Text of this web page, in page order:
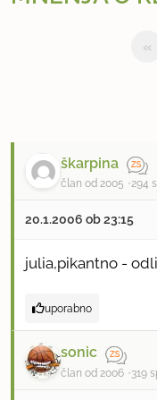
«
škarpina
član od 2005 294
20.1.2006 ob 23:15
julia,pikantno -
uporabno
sonic
član od 2006 319